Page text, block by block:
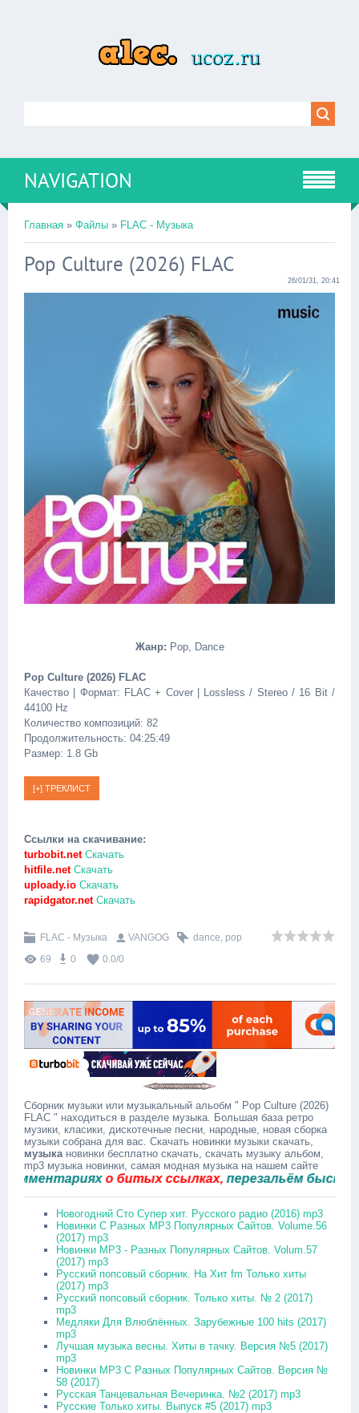
NAVIGATION
Главная » Файлы » FLAC - Музыка
Pop Culture (2026) FLAC
26/01/31, 20:41
Жанр: Pop, Dance
Pop Culture (2026) FLAC
Качество | Формат: FLAC + Cover | Lossless / Stereo / 16 Bit /
44100 Hz
Количество композиций: 82
Продолжительность: 04:25:49
Размер: 1.8 Gb
Ссылки на скачивание:
turbobit.netСкачать
hitfile.netСкачать
uploady.io Скачать
rapidgator.netСкачать
FLAC - Музыка VANGOG dance, pop
69
0 0.0/0
Сборник музыки или музыкальный альобм " Pop Culture (2026)
FLAC " находиться в разделе музыка. Большая база ретро
музики, класики, дискотечные песни, народные, новая сборка
музыки собрана для вас. Скачать новинки музыки скачать,
музыкановинки бесплатно скачать, скачать музыку альбом,
mp3 музыка новинки, самая модная музыка на нашем сайте
о битых ссылках,перезальём быстро.
Новогодний Сто Супер хит. Русского радио (2016) mp3
Новинки С Разных MP3 Популярных Сайтов. Volume.56
(2017) mp3
Новинки MP3 - Разных Популярных Сайтов. Volum.57
(2017) mp3
Русский попсовый сборник. На Хит fm Только хиты
(2017) mp3
Русский попсовый сборник. Только хиты. № 2 (2017)
mp3
Медляки Для Влюблённых. Зарубежные 100 hits (2017)
mp3
Лучшая музыка весны. Хиты в тачку. Версия №5 (2017)
mp3
Новинки MP3 С Разных Популярных Сайтов. Версия №
58 (2017)
Русская Танцевальная Вечеринка. №2 (2017) mp3
Русские Только хиты. Выпуск #5 (2017) mp3